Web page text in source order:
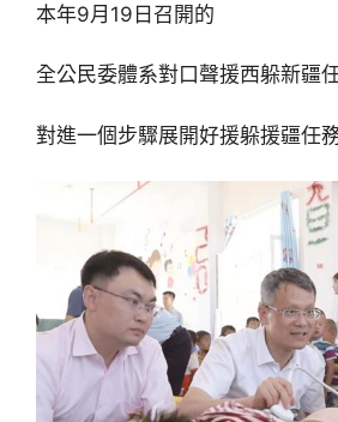
本年9月19日召開的
全公民委體系對口聲援西躲新疆
對進一個步驟展開好援躲援疆任